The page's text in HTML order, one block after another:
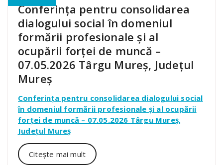
Conferința pentru consolidarea
dialogului social în domeniul
formării profesionale și al
ocupării forței de muncă –
07.05.2026 Târgu Mureș, Județul
Mureș
Conferința pentru consolidarea dialogului social
în domeniul formării profesionale și al ocupării
forței de muncă – 07.05.2026 Târgu Mureș,
Județul Mureș
Citește mai mult